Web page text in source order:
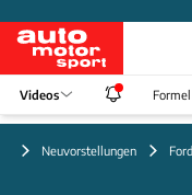
Videos Formel
Neuvorstellungen